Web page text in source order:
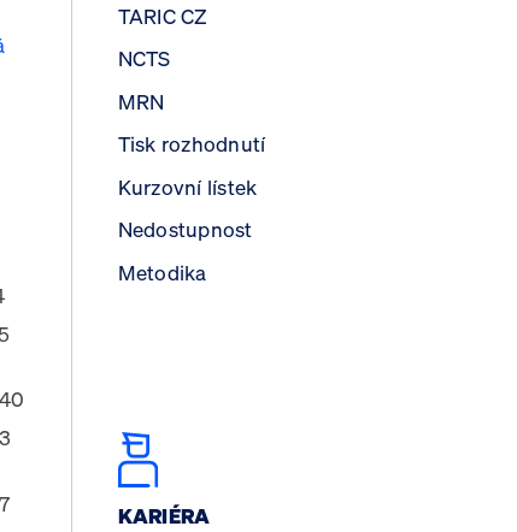
TARIC CZ
NCTS
MRN
Tisk rozhodnutí
Kurzovní lístek
Nedostupnost
Metodika
KARIÉRA